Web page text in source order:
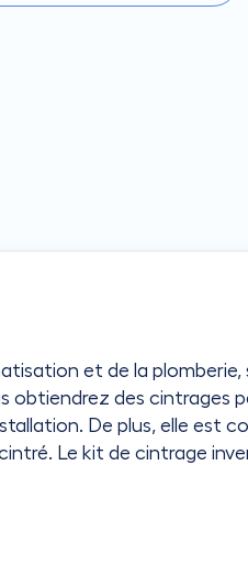
et de la
obtiendrez des cintrages
De plus, elle est
Le kit de cintrage